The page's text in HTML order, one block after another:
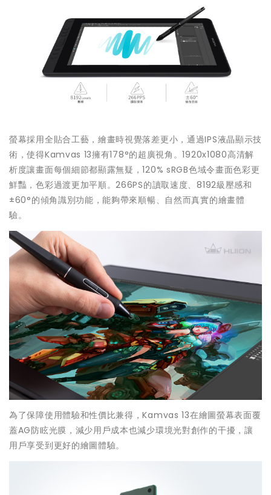
螢幕採用全貼合工藝，繪畫時視覺落差更小，通過IPS液晶顯示技
術，使得Kamvas 13擁有178°的超廣視角。1920x1080高清解
析度讓畫面每個細節都顯露無疑，120% sRGB色域令畫面色彩更
鮮豔，色彩過渡更加平順。266PS的讀取速度、8192級壓感和
±60°的傾角識別功能，能夠帶來順暢、自然而真實的繪畫體
驗。
為了保障使用體驗和性價比兼得，Kamvas 13在繪圖螢幕表面覆
蓋AG防眩光膜，減少用戶成本也減少環境光對創作的干擾，讓
用戶享受到更好的繪圖體驗。